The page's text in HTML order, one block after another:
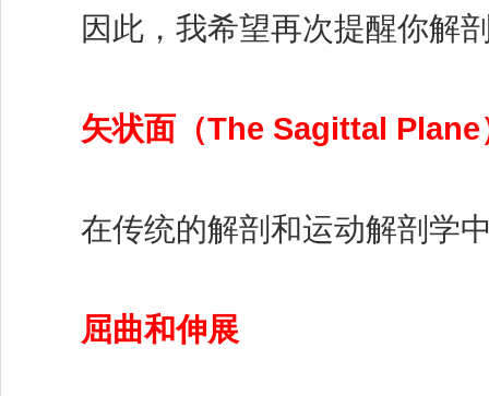
因此，我希望再次提醒你解剖
矢状面（The Sagittal Plane
在传统的解剖和运动解剖学中
屈曲和伸展